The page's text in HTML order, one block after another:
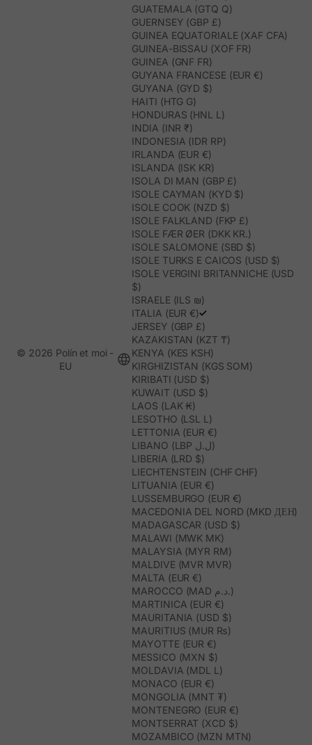
GUATEMALA (GTQ Q)
GUERNSEY (GBP £)
GUINEA EQUATORIALE (XAF CFA)
GUINEA-BISSAU (XOF FR)
GUINEA (GNF FR)
GUYANA FRANCESE (EUR €)
GUYANA (GYD $)
HAITI (HTG G)
HONDURAS (HNL L)
INDIA (INR ₹)
INDONESIA (IDR RP)
IRLANDA (EUR €)
ISLANDA (ISK KR)
ISOLA DI MAN (GBP £)
ISOLE CAYMAN (KYD $)
ISOLE COOK (NZD $)
ISOLE FALKLAND (FKP £)
ISOLE FÆR ØER (DKK KR.)
ISOLE SALOMONE (SBD $)
ISOLE TURKS E CAICOS (USD $)
ISOLE VERGINI BRITANNICHE (USD
$)
ISRAELE (ILS ₪)
ITALIA (EUR €)
JERSEY (GBP £)
KAZAKISTAN (KZT ₸)
KENYA (KES KSH)
KIRGHIZISTAN (KGS SOM)
KIRIBATI (USD $)
KUWAIT (USD $)
LAOS (LAK ₭)
LESOTHO (LSL L)
LETTONIA (EUR €)
LIBANO (LBP ل.ل)
LIBERIA (LRD $)
LIECHTENSTEIN (CHF CHF)
LITUANIA (EUR €)
LUSSEMBURGO (EUR €)
MACEDONIA DEL NORD (MKD ДЕН)
MADAGASCAR (USD $)
MALAWI (MWK MK)
MALAYSIA (MYR RM)
MALDIVE (MVR MVR)
MALTA (EUR €)
MAROCCO (MAD د.م.)
MARTINICA (EUR €)
MAURITANIA (USD $)
MAURITIUS (MUR ₨)
MAYOTTE (EUR €)
MESSICO (MXN $)
MOLDAVIA (MDL L)
MONACO (EUR €)
MONGOLIA (MNT ₮)
MONTENEGRO (EUR €)
MONTSERRAT (XCD $)
MOZAMBICO (MZN MTN)
© 2026 Polín et moi -
EU